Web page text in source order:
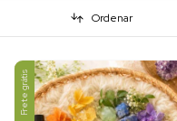
Ordenar
Frete grátis